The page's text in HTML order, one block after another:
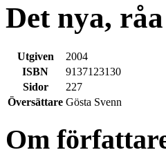
Det nya,
Utgiven
2004
ISBN
9137123130
Sidor
227
Översättare Gösta Svenn
Om